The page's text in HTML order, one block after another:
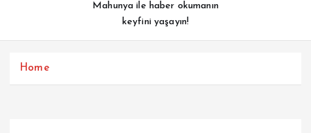
a
Mahunya ile haber okumanın
keyfini yaşayın!
Home